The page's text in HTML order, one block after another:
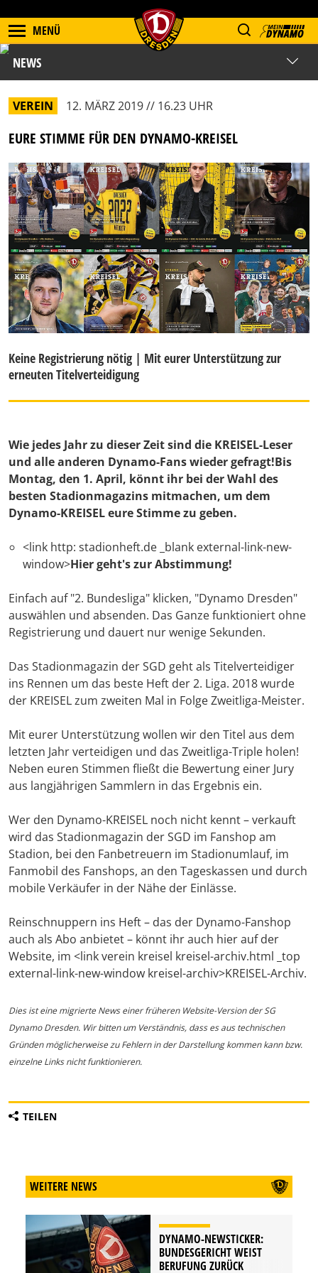
MENÜ
NEWS
VEREIN 12. MÄRZ 2019 // 16.23 UHR
EURE STIMME FÜR DEN DYNAMO-KREISEL
Keine Registrierung nötig | Mit eurer Unterstützung zur
erneuten Titelverteidigung
Wie jedes Jahr zu dieser Zeit sind die KREISEL-Leser
und alle anderen Dynamo-Fans wieder gefragt!Bis
Montag, den 1. April, könnt ihr bei der Wahl des
besten Stadionmagazins mitmachen, um dem
Dynamo-KREISEL eure Stimme zu geben.
<link http: stadionheft.de _blank external-link-new-
window>Hier geht's zur Abstimmung!
Einfach auf "2. Bundesliga" klicken, "Dynamo Dresden"
auswählen und absenden. Das Ganze funktioniert ohne
Registrierung und dauert nur wenige Sekunden.
Das Stadionmagazin der SGD geht als Titelverteidiger
ins Rennen um das beste Heft der 2. Liga. 2018 wurde
der KREISEL zum zweiten Mal in Folge Zweitliga-Meister.
Mit eurer Unterstützung wollen wir den Titel aus dem
letzten Jahr verteidigen und das Zweitliga-Triple holen!
Neben euren Stimmen fließt die Bewertung einer Jury
aus langjährigen Sammlern in das Ergebnis ein.
Wer den Dynamo-KREISEL noch nicht kennt – verkauft
wird das Stadionmagazin der SGD im Fanshop am
Stadion, bei den Fanbetreuern im Stadionumlauf, im
Fanmobil des Fanshops, an den Tageskassen und durch
mobile Verkäufer in der Nähe der Einlässe.
Reinschnuppern ins Heft – das der Dynamo-Fanshop
auch als Abo anbietet – könnt ihr auch hier auf der
Website, im <link verein kreisel kreisel-archiv.html _top
external-link-new-window kreisel-archiv>KREISEL-Archiv.
Dies ist eine migrierte News einer früheren Website-Version der SG
Dynamo Dresden. Wir bitten um Verständnis, dass es aus technischen
Gründen möglicherweise zu Fehlern in der Darstellung kommen kann bzw.
einzelne Links nicht funktionieren.
TEILEN
WEITERE NEWS
DYNAMO-NEWSTICKER:
BUNDESGERICHT WEIST
BERUFUNG ZURÜCK